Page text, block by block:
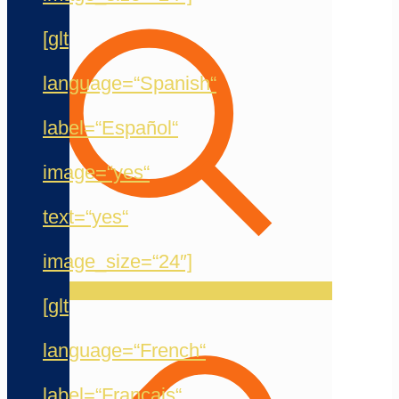
[glt
language=“Spanish“
label=“Español“
image=“yes“
text=“yes“
image_size=“24″]
[glt
language=“French“